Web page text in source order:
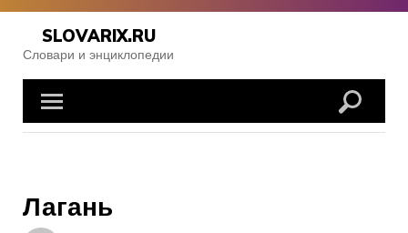
Skip
content
SLOVARIX.RU
Словари и энциклопедии
Лагань